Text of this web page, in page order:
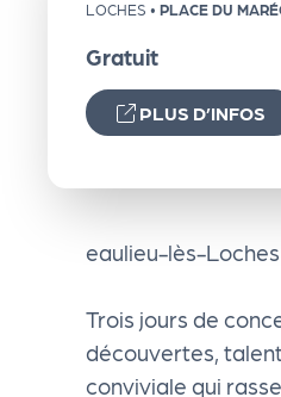
LOCHES • PLACE DU
Gratuit
PLUS D’INFOS
eaulieu-lès-
Trois jours de
découvertes,
conviviale qui
g
e
n
d
a
Le